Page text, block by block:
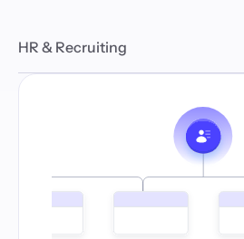
HR & Recruiting